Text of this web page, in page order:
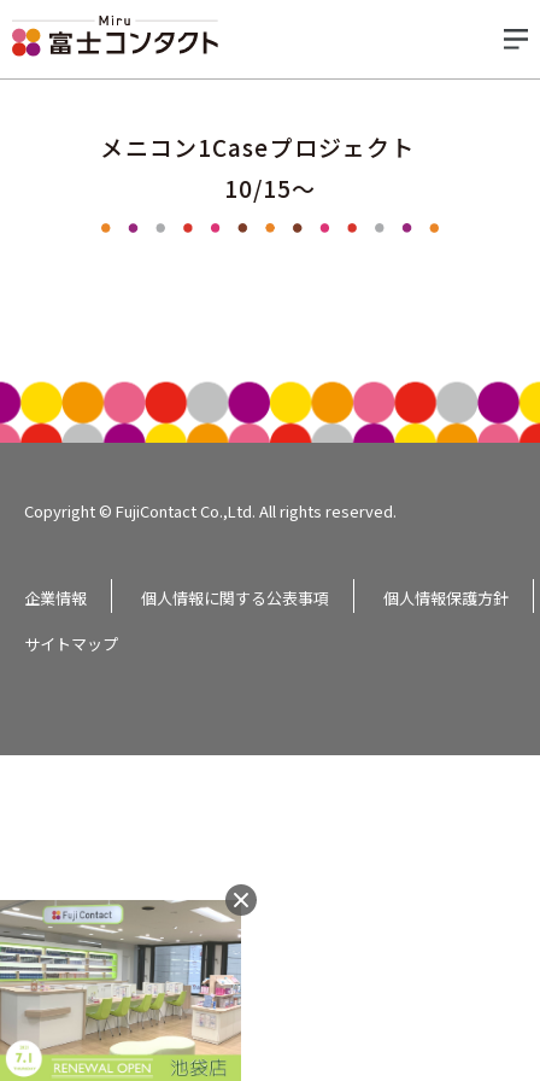
メニコン1Caseプロジェクト
10/15〜
Copyright © FujiContact Co.,Ltd. All rights reserved.
企業情報 個人情報に関する公表事項
個人情報保護方針
サイトマップ